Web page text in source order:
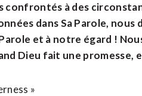
confrontés à des
dans Sa Parole,
et à notre égard !
Dieu fait une promesse,
»